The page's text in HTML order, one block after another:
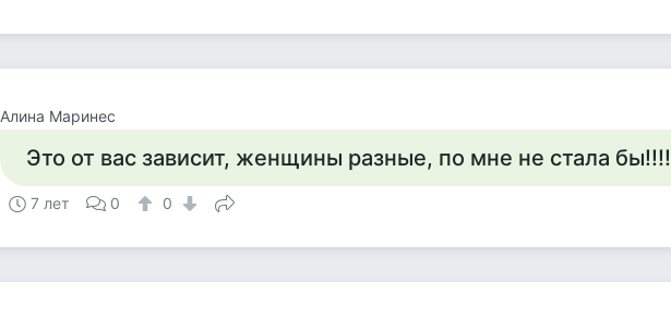
Алина Маринес
Это от вас зависит, женщины разные, по мне не стала бы!!!!
7 лет 0 0